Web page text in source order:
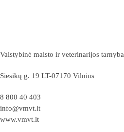
Valstybinė maisto ir veterinarijos tarnyba
Siesikų g. 19 LT-07170 Vilnius
8 800 40 403
info@vmvt.lt
www.vmvt.lt